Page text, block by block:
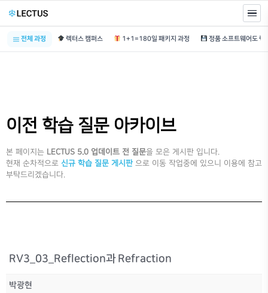
전체 과정 렉터스 캠퍼스 1+1=180일 패키지 과정
이전 학습 질문 아카이브
본 페이지는 LECTUS 5.0 업데이트 전 질문을 모은 게시판 입니다.
현재 순차적으로 신규 학습 질문 게시판 으로 이동 작업중에 있으니 이용에 참고
부탁드리겠습니다.
RV3_03_Reflection과 Refraction
박광현